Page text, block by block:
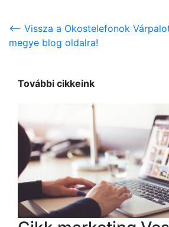
<-- Vissza a Okostelefonok
megye blog oldalra!
További cikkeink